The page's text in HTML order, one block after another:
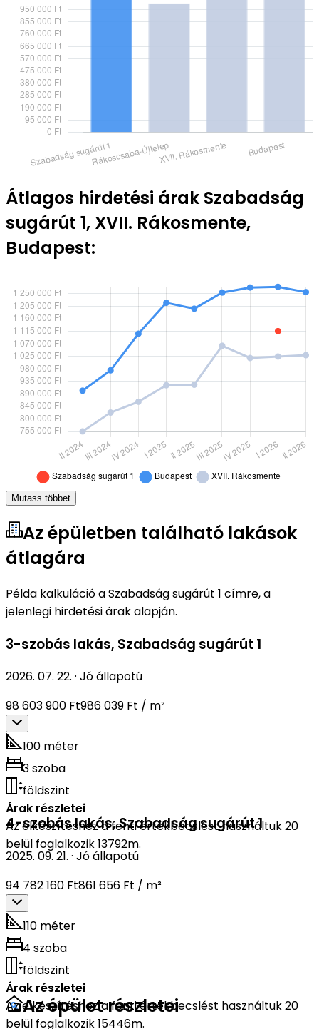
Átlagos hirdetési árak Szabadság
sugárút 1, XVII. Rákosmente,
Budapest:
Mutass többet
Az épületben található lakások
átlagára
Példa kalkuláció a Szabadság sugárút 1 címre, a
jelenlegi hirdetési árak alapján.
3-szobás lakás, Szabadság sugárút 1
2026. 07. 22. · Jó állapotú
98 603 900 Ft986 039 Ft / m²
100 méter
3 szoba
földszint
Árak részletei
Az elkészítéshez a fenti értékbecslést használtuk 20
belül foglalkozik 13792m.
4-szobás lakás,Szabadság sugárút 1
2025. 09. 21. · Jó állapotú
94 782 160 Ft861 656 Ft / m²
110 méter
4 szoba
földszint
Árak részletei
Az elkészítéshez a fenti értékbecslést használtuk 20
belül foglalkozik 15446m.
Az épület részletei